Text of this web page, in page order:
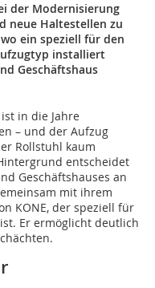
der Modernisierung
neue Halte­stellen zu
ein speziell für den
installiert
Geschäftshaus
in die Jahre
– und der Aufzug
Rollstuhl kaum
entscheidet
Geschäftshauses an
mit ihrem
KONE, der speziell für
Er ermöglicht deutlich